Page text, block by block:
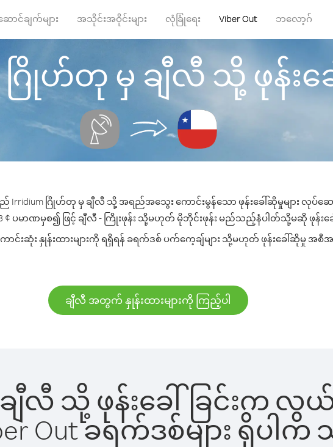
ာင်ချက်များ အသိုင်းအဝိုင်းများ လုံခြုံရေး Viber Out ဘလော့ဂ်
ဂြိုဟ်တု မှ ချီလီ သို့ ဖုန်းခ
ည် Irridium ဂြိုဟ်တု မှ ချီလီ သို့ အရည်အသွေး ကောင်းမွန်သော ဖုန်းခေါ်ဆိုမှုများ လုပ်
¢ ပမာဏမှစ၍ ဖြင့် ချီလီ - ကြိုးဖုန်း သို့မဟုတ် မိုဘိုင်းဖုန်း မည်သည့်နံပါတ်သို့မဆို ဖုန်းခေ
းဆုံး နှုန်းထားများကို ရရှိရန် ခရက်ဒစ် ပက်ကေ့ချ်များ သို့မဟုတ် ဖုန်းခေါ်ဆိုမှု အ
ချီလီ အတွက် နှုန်းထားများကို ကြည့်ပါ
ချီလီ သို့ ဖုန်းခေါ်ခြင်းက
Out ခရက်ဒစ်များ ရှိပါ